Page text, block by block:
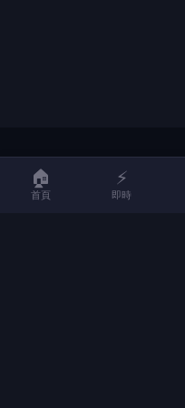
LIFE
LIFE 生活網是台灣領先的生活
🏠
首頁
⚡
即時